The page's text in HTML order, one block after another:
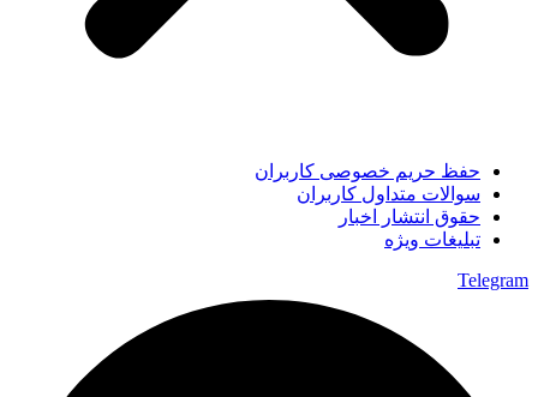
حفظ حریم خصوصی کاربران
سوالات متداول کاربران
حقوق انتشار اخبار
تبلیغات ویژه
Telegram